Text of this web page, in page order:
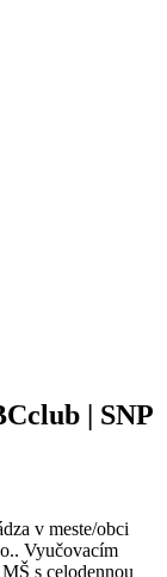
| SNP
v meste/obci
Vyučovacím
MŠ s celodennou